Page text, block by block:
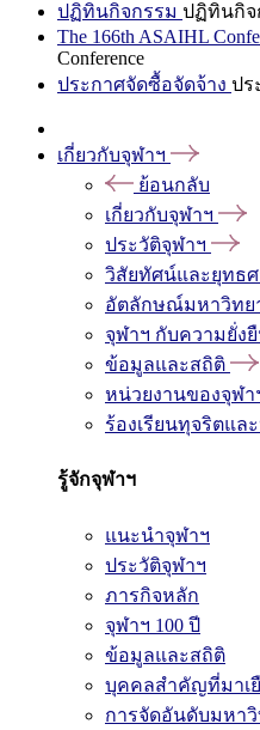
ปฏิทินกิจกรรม ปฏิทินกิจ
The 166th ASAIHL
Conference
ประกาศจัดซื้อจัดจ้าง ปร
เกี่ยวกับจุฬาฯ
ย้อนกลับ
เกี่ยวกับจุฬาฯ
ประวัติจุฬาฯ
วิสัยทัศน์และยุทธ
อัตลักษณ์มหาวิทย
จุฬาฯ กับความยั่ง
ข้อมูลและสถิติ
หน่วยงานของจุฬา
ร้องเรียนทุจริตแล
รู้จักจุฬาฯ
แนะนำจุฬาฯ
ประวัติจุฬาฯ
ภารกิจหลัก
จุฬาฯ 100 ปี
ข้อมูลและสถิติ
บุคคลสำคัญที่มาเ
การจัดอันดับมหา